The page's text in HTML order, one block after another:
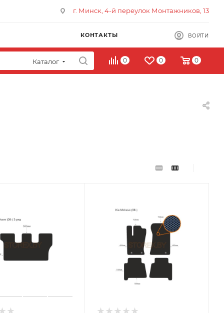
г. Минск, 4-й переулок Монтажников, 13
КОНТАКТЫ ВОЙТИ
Каталог 0 0 0